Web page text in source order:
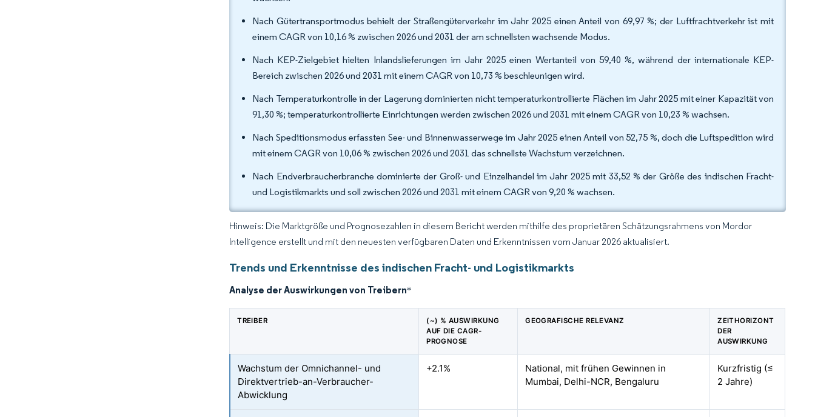
Nach Gütertransportmodus behielt der Straßengüterverkehr im Jahr 2025 einen Anteil von 69,97 %; der Luftfrachtverkehr ist mit
einem CAGR von 10,16 % zwischen 2026 und 2031 der am schnellsten wachsende Modus.
Nach KEP-Zielgebiet hielten Inlandslieferungen im Jahr 2025 einen Wertanteil von 59,40 %, während der internationale KEP-
Bereich zwischen 2026 und 2031 mit einem CAGR von 10,73 % beschleunigen wird.
Nach Temperaturkontrolle in der Lagerung dominierten nicht temperaturkontrollierte Flächen im Jahr 2025 mit einer Kapazität von
91,30 %; temperaturkontrollierte Einrichtungen werden zwischen 2026 und 2031 mit einem CAGR von 10,23 % wachsen.
Nach Speditionsmodus erfassten See- und Binnenwasserwege im Jahr 2025 einen Anteil von 52,75 %, doch die Luftspedition wird
mit einem CAGR von 10,06 % zwischen 2026 und 2031 das schnellste Wachstum verzeichnen.
Nach Endverbraucherbranche dominierte der Groß- und Einzelhandel im Jahr 2025 mit 33,52 % der Größe des indischen Fracht-
und Logistikmarkts und soll zwischen 2026 und 2031 mit einem CAGR von 9,20 % wachsen.
Hinweis: Die Marktgröße und Prognosezahlen in diesem Bericht werden mithilfe des proprietären Schätzungsrahmens von Mordor
Intelligence erstellt und mit den neuesten verfügbaren Daten und Erkenntnissen vom Januar 2026 aktualisiert.
Trends und Erkenntnisse des indischen Fracht- und Logistikmarkts
Analyse der Auswirkungen von Treibern*
TREIBER
(~) % AUSWIRKUNG
AUF DIE CAGR-
PROGNOSE
GEOGRAFISCHE RELEVANZ
ZEITHORIZONT
DER
AUSWIRKUNG
Wachstum der Omnichannel- und
Direktvertrieb-an-Verbraucher-
Abwicklung
+2.1%
National, mit frühen Gewinnen in
Mumbai, Delhi-NCR, Bengaluru
Kurzfristig (≤
2 Jahre)